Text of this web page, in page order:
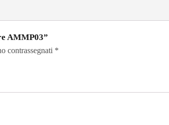
AMMP03”
contrassegnati *